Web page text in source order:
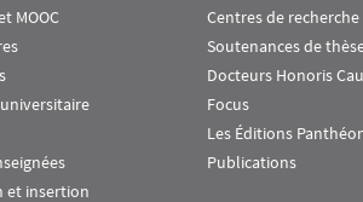
MOOC
et insertion
Centres de recherche
Soutenances de
Docteurs Honoris
Focus
Les Éditions
Publications